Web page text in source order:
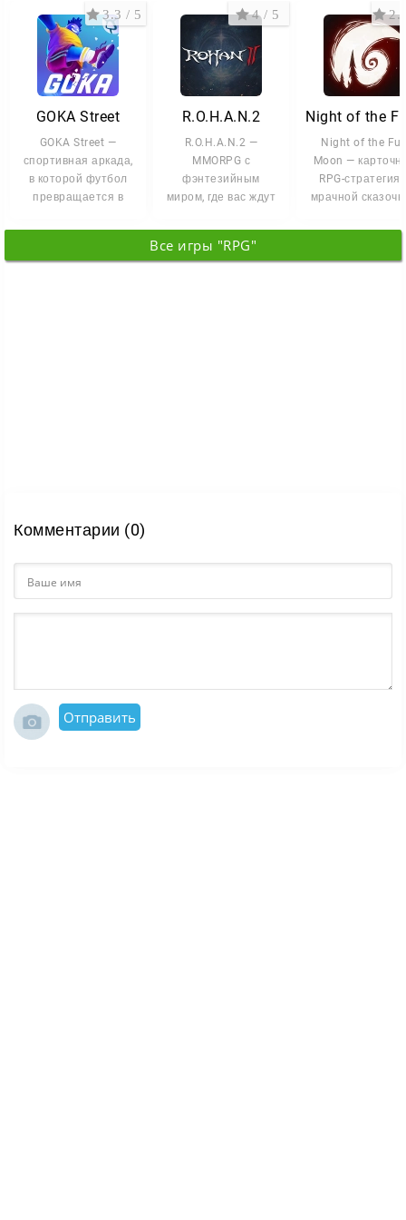
эффектными боями и возможностью играть в общем
мире вместе с другими пользователями. За счет
сочетания графики, атмосферы и свободы выбора
игра оставляет впечатление крупного и хорошо
GOKA Street
GOKA Street —
спортивная аркада,
в которой футбол
превращается в
непредсказуемое
3.3 / 5
R.O.H.A.N.2
R.O.H.A.N.2 —
MMORPG с
фэнтезийным
миром, где вас ждут
толпы монстров и
4 / 5
Night of the
Moon —
RPG-стратегия
мрачной
Все игры "RPG"
Комментарии (0)
Отправить